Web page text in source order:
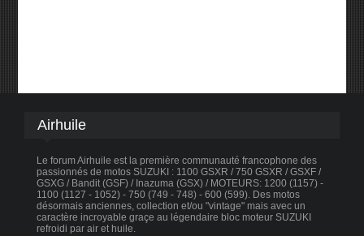
Airhuile
Le forum Airhuile est la première communauté francophone des
passionnés de motos SUZUKI : 1100 GSXR / 750 GSXR / GSXF /
GSXG / Bandit (GSF) / Inazuma (GSX) / MOTEURS: 1200 (1157) -
1100 (1127 - 1052) - 750 (749 - 748) - 600 (599). Des motos
désormais anciennes, collection et/ou "vintage" mais avec un
caractère incroyable graçe au légendaire bloc moteur SUZUKI
refroidi par air et huile.